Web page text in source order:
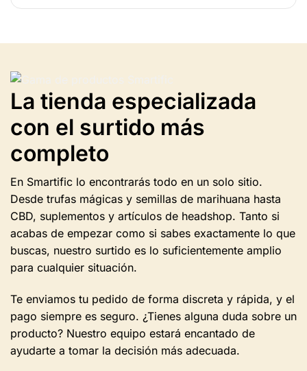
producto
se
pueden
seleccionar
en
la
del
producto.
La tienda especializada
con el surtido más
completo
En Smartific lo encontrarás todo en un solo sitio.
Desde trufas mágicas y semillas de marihuana hasta
CBD, suplementos y artículos de headshop. Tanto si
acabas de empezar como si sabes exactamente lo que
buscas, nuestro surtido es lo suficientemente amplio
para cualquier situación.
Te enviamos tu pedido de forma discreta y rápida, y el
pago siempre es seguro. ¿Tienes alguna duda sobre un
producto? Nuestro equipo estará encantado de
ayudarte a tomar la decisión más adecuada.